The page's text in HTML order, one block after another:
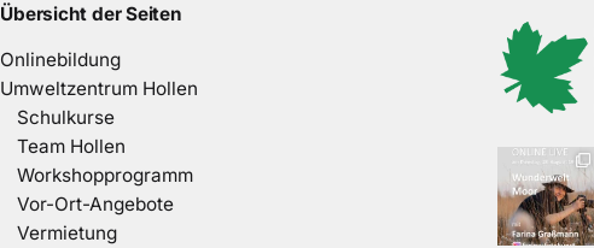
Übersicht der Seiten
Onlinebildung
Umweltzentrum Hollen
Schulkurse
Team Hollen
Workshopprogramm
Vor-Ort-Angebote
Vermietung